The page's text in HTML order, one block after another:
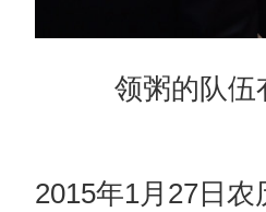
领粥的队伍
2015年1月27日